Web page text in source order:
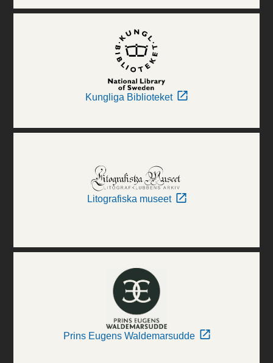
Kungliga Biblioteket
Litografiska museet
Prins Eugens Waldemarsudde